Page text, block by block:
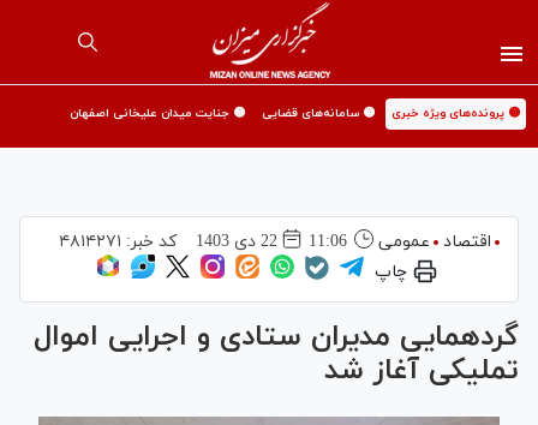
🟡 پرونده‌های ویژه خبری 🟡 سامانه‌های قضایی 🟡 جنایت میدان علیخانی اصفهان
اقتصاد عمومی 11:06 22 دی 1403 کد خبر: ۴۸۱۴۲۷۱
چاپ
گردهمایی مدیران ستادی و اجرایی اموال
تملیکی آغاز شد